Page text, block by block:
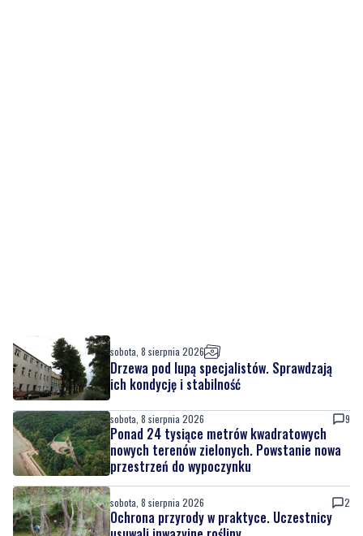
sobota, 8 sierpnia 2026
Drzewa pod lupą specjalistów. Sprawdzają
ich kondycję i stabilność
sobota, 8 sierpnia 2026
Ponad 24 tysiące metrów kwadratowych
nowych terenów zielonych. Powstanie nowa
przestrzeń do wypoczynku